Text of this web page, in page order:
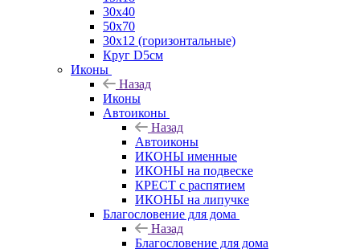
30x40
50x70
30x12 (горизонтальные)
Круг D5см
Иконы
Назад
Иконы
Автоиконы
Назад
Автоиконы
ИКОНЫ именные
ИКОНЫ на подвеске
КРЕСТ с распятием
ИКОНЫ на липучке
Благословение для дома
Назад
Благословение для дома